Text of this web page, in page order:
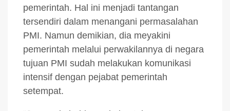
pemerintah. Hal ini menjadi tantangan
tersendiri dalam menangani permasalahan
PMI. Namun demikian, dia meyakini
pemerintah melalui perwakilannya di negara
tujuan PMI sudah melakukan komunikasi
intensif dengan pejabat pemerintah
setempat.